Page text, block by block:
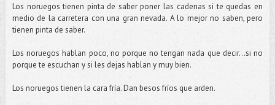
Los noruegos tienen pinta de saber poner las cadenas si te quedas en
medio de la carretera con una gran nevada. A lo mejor no saben, pero
tienen pinta de saber.
Los noruegos hablan poco, no porque no tengan nada que decir...si no
porque te escuchan y si les dejas hablan y muy bien.
Los noruegos tienen la cara fría. Dan besos fríos que arden.